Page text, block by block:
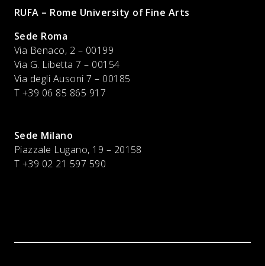
RUFA – Rome University of Fine Arts
Sede Roma
Via Benaco, 2 – 00199
Via G. Libetta 7 – 00154
Via degli Ausoni 7 – 00185
T +39 06 85 865 917
Sede Milano
Piazzale Lugano, 19 – 20158
T +39 02 21 597 590